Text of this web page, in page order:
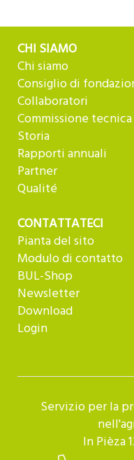
CHI SIAMO
Chi siamo
Consiglio di
Collaboratori
Commissione
Storia
Rapporti annuali
Partner
Qualité
CONTATTATECI
Pianta del sito
Modulo di contatto
BUL-Shop
Newsletter
Download
Login
Servizio per la
In Pièza